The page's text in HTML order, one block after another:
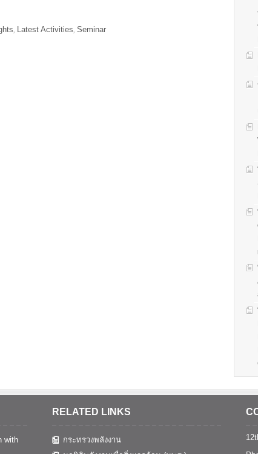
, Latest Activities, Seminar
with
RELATED LINKS
กระทรวงพลังงาน